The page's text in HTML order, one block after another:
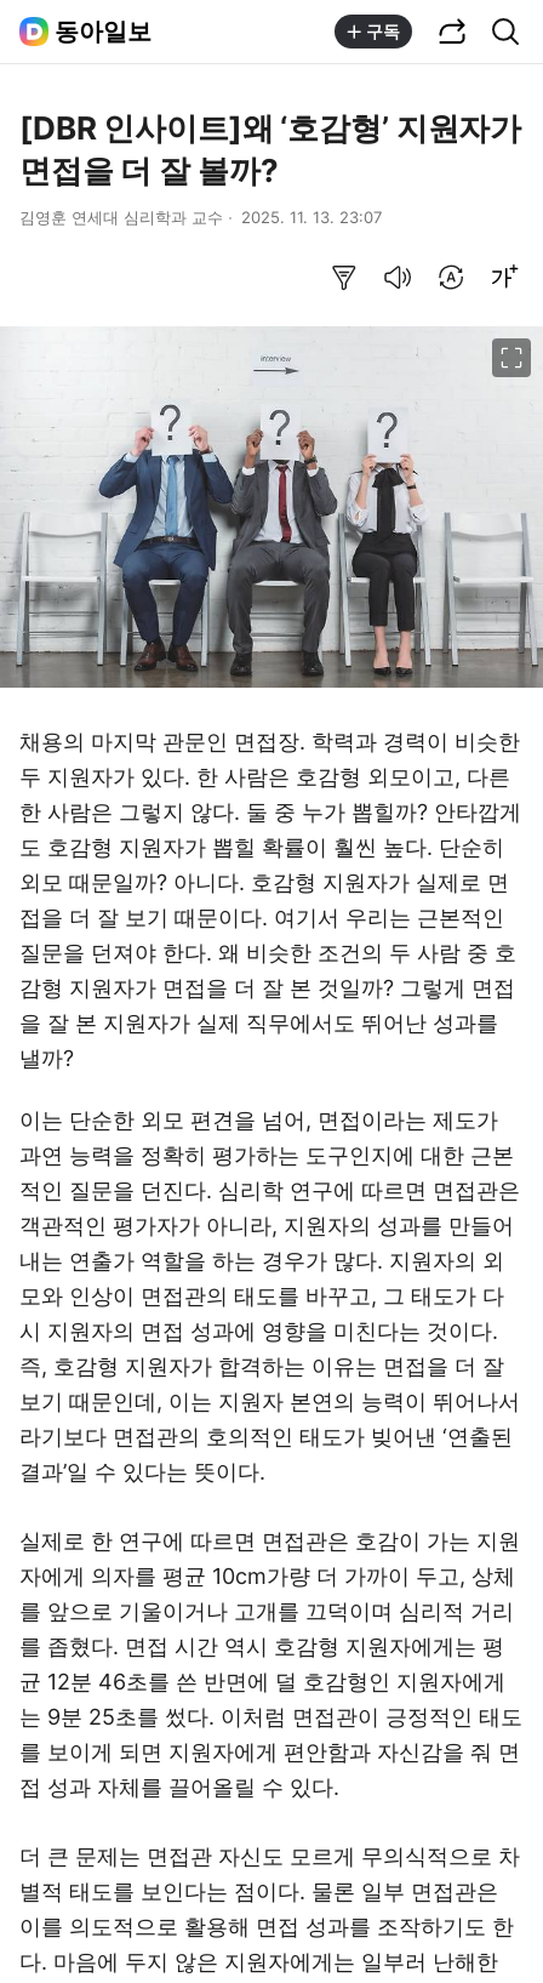
동아일보 구독
[DBR 인사이트]왜 ‘호감형’ 지원자가
면접을 더 잘 볼까?
김영훈 연세대 심리학과 교수 2025. 11. 13. 23:07
채용의 마지막 관문인 면접장. 학력과 경력이 비슷한
두 지원자가 있다. 한 사람은 호감형 외모이고, 다른
한 사람은 그렇지 않다. 둘 중 누가 뽑힐까? 안타깝게
도 호감형 지원자가 뽑힐 확률이 훨씬 높다. 단순히
외모 때문일까? 아니다. 호감형 지원자가 실제로 면
접을 더 잘 보기 때문이다. 여기서 우리는 근본적인
질문을 던져야 한다. 왜 비슷한 조건의 두 사람 중 호
감형 지원자가 면접을 더 잘 본 것일까? 그렇게 면접
을 잘 본 지원자가 실제 직무에서도 뛰어난 성과를
낼까?
이는 단순한 외모 편견을 넘어, 면접이라는 제도가
과연 능력을 정확히 평가하는 도구인지에 대한 근본
적인 질문을 던진다. 심리학 연구에 따르면 면접관은
객관적인 평가자가 아니라, 지원자의 성과를 만들어
내는 연출가 역할을 하는 경우가 많다. 지원자의 외
모와 인상이 면접관의 태도를 바꾸고, 그 태도가 다
시 지원자의 면접 성과에 영향을 미친다는 것이다.
즉, 호감형 지원자가 합격하는 이유는 면접을 더 잘
보기 때문인데, 이는 지원자 본연의 능력이 뛰어나서
라기보다 면접관의 호의적인 태도가 빚어낸 ‘연출된
결과’일 수 있다는 뜻이다.
실제로 한 연구에 따르면 면접관은 호감이 가는 지원
자에게 의자를 평균 10cm가량 더 가까이 두고, 상체
를 앞으로 기울이거나 고개를 끄덕이며 심리적 거리
를 좁혔다. 면접 시간 역시 호감형 지원자에게는 평
균 12분 46초를 쓴 반면에 덜 호감형인 지원자에게
는 9분 25초를 썼다. 이처럼 면접관이 긍정적인 태도
를 보이게 되면 지원자에게 편안함과 자신감을 줘 면
접 성과 자체를 끌어올릴 수 있다.
더 큰 문제는 면접관 자신도 모르게 무의식적으로 차
별적 태도를 보인다는 점이다. 물론 일부 면접관은
이를 의도적으로 활용해 면접 성과를 조작하기도 한
다. 마음에 두지 않은 지원자에게는 일부러 난해한